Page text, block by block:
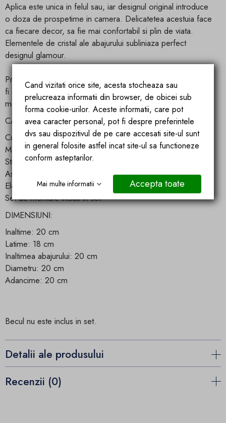
Aplica este unica in felul sau, iar designul original introduce
o doza de prospetime in camera. Delicatetea acestuia face
ca fiecare decor, sa fie mai confortabil si plin de viata.
Elementele de cristal ale abajurului subliniaza perfect
designul glamour.
Produsul va atrage cu siguranta atentia fiecarui oaspete si va
fi o desfatare vizuala excelenta, chiar si pentru gusturile cele
mai exorbitante.
CARACTERISTICILE PRODUSULUI:
Culoare: Auriu
Material: Metal
Stilul modern glamour care se potriveste in orice camera
Asamblare rapida si fara probleme
Elementul decorativ perfect
Set de montare inclus in set
DIMENSIUNI:
Inaltime: 20 cm
Latime: 18 cm
Inaltimea abajurului: 20 cm
Diametru: 20 cm
Adancime: 20 cm
Becul nu este inclus in set.
Detalii ale produsului
Recenzii (0)
Cand vizitati orice site, acesta stocheaza sau
prelucreaza informatii din browser, de obicei sub
forma cookie-urilor. Aceste informatii, care pot
avea caracter personal, pot fi despre preferintele
dvs sau dispozitivul de pe care accesati site-ul sunt
in general folosite astfel incat site-ul sa functioneze
conform asteptarilor.
Mai multe informatii Accepta toate